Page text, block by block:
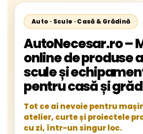
Auto · Scule · Casă & Grădină
AutoNecesar.ro –
online de produse
scule și
pentru casă și
Tot ce ai nevoie pentru
atelier, curte și proiectele
cu zi, într-un singur loc.